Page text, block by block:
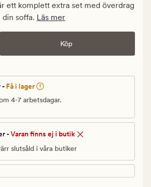
ett komplett extra set med överdrag
soffa. Läs mer
Köp
- Få i lager
4-7 arbetsdagar.
-Varan finns ej i butik
slutsåld i våra butiker